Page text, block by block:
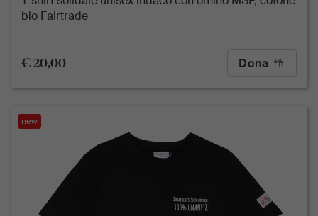
bio Fairtrade
€ 20,00 Dona
new